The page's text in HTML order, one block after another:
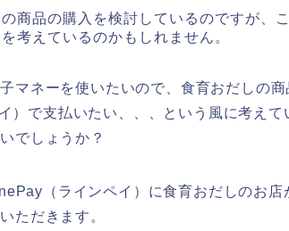
商品の購入を検討しているのですが、
考えているのかもしれません。
マネーを使いたいので、食育おだしの
）で支払いたい、、、という風に考え
でしょうか？
（ラインペイ）に食育おだしのお店
ただきます。